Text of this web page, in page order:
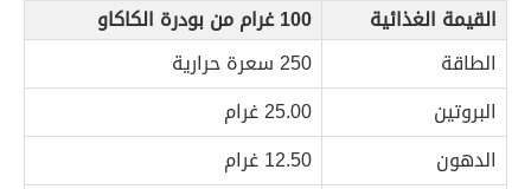
القيمة الغذائية
100 غرام من بودرة الكاكاو
الطاقة
250 سعرة حرارية
البروتين
25.00 غرام
الدهون
12.50 غرام